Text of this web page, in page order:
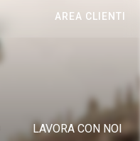
AREA CLIENTI
LAVORA CON NOI